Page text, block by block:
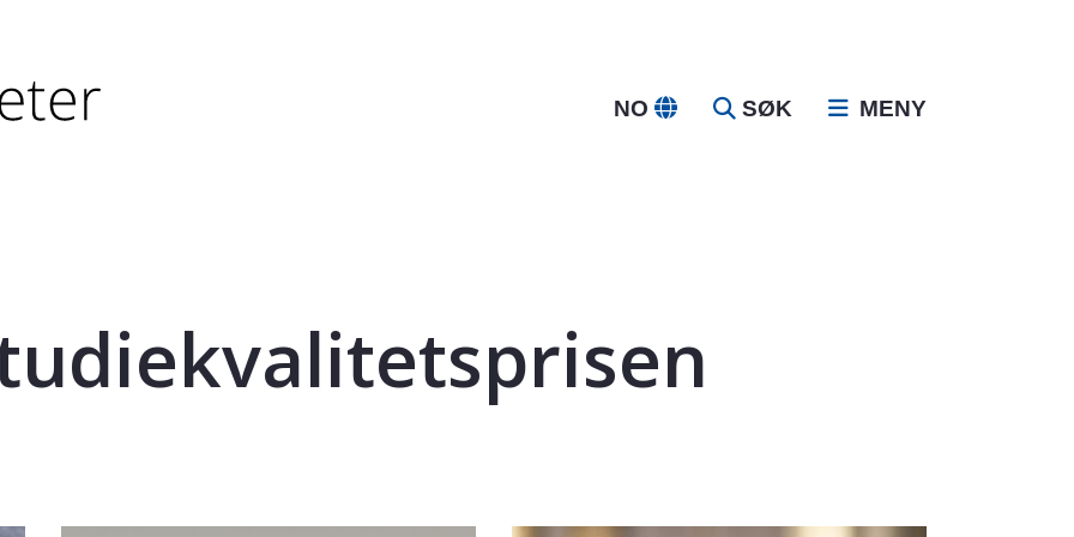
eller - (minus) for å forminske.
eller - (minus) for å forminske.
NO SØK MENY